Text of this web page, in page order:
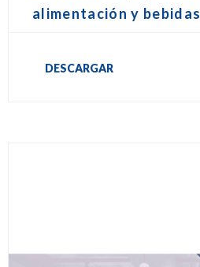
alimentación y bebidas
DESCARGAR